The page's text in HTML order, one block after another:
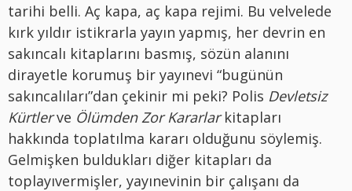
tarihi belli. Aç kapa, aç kapa rejimi. Bu velvelede
kırk yıldır istikrarla yayın yapmış, her devrin en
sakıncalı kitaplarını basmış, sözün alanını
dirayetle korumuş bir yayınevi “bugünün
sakıncalıları”dan çekinir mi peki? Polis Devletsiz
Kürtlerve Ölümden Zor Kararlarkitapları
hakkında toplatılma kararı olduğunu söylemiş.
Gelmişken buldukları diğer kitapları da
toplayıvermişler, yayınevinin bir çalışanı da